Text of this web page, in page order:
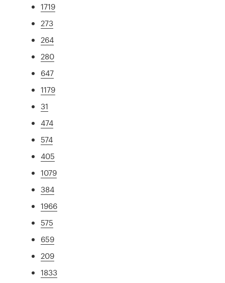
1719
273
264
280
647
1179
31
474
574
405
1079
384
1966
575
659
209
1833